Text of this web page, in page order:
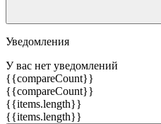
Уведомления
У вас нет уведомлений
{{compareCount}}
{{compareCount}}
{{items.length}}
{{items.length}}